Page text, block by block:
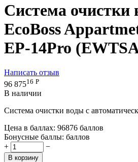
Система очистки
EcoBoss
EP-14Pro
Написать отзыв
96 87516 Р
В наличии
Система очистки воды с
Цена в баллах: 96876 баллов
Бонусные баллы: баллов
+
−
В корзину